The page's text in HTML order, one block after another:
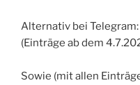
Alternativ bei Telegram:
(Einträge ab dem
Sowie (mit allen